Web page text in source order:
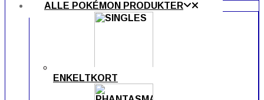
ALLE POKÉMON PRODUKTER
ENKELTKORT